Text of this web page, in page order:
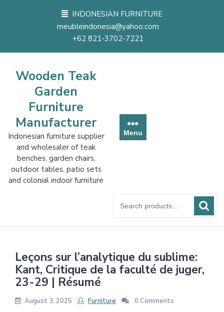
INDONESIAN FURNITURE
meubleindonesia@yahoo.com
+62 821-3702-7221
Wooden Teak
Garden
Furniture
Manufacturer
Indonesian furniture supplier
and wholesaler of teak
benches, garden chairs,
outdoor tables, patio sets
and colonial indoor furniture
Menu
for:
Leçons sur l’analytique du sublime:
Kant, Critique de la faculté de juger,
23-29 | Résumé
August 3, 2025 Furniture 0 Comments